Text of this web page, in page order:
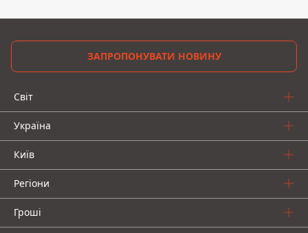
ЗАПРОПОНУВАТИ НОВИНУ
Світ
Україна
Київ
Регіони
Гроші